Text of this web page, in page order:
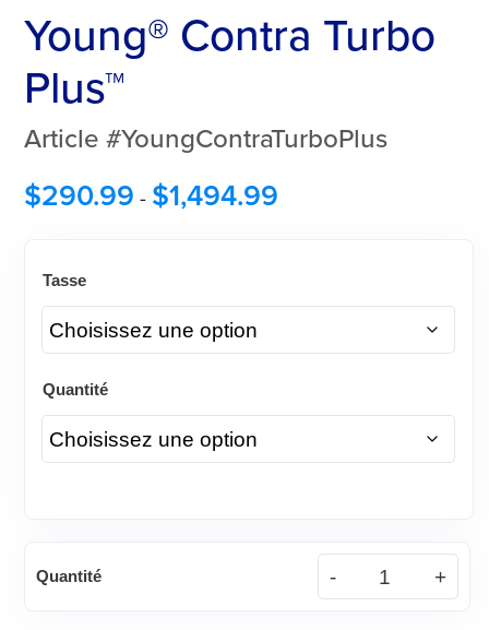
Young® Contra Turbo
Plus™
Article #YoungContraTurboPlus
$290.99 - $1,494.99
Tasse
Quantité
de
Quantité